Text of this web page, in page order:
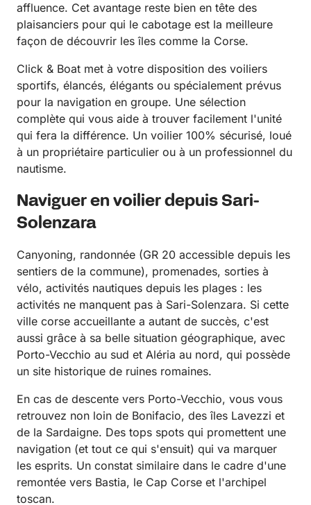
affluence. Cet avantage reste bien en tête des
plaisanciers pour qui le cabotage est la meilleure
façon de découvrir les îles comme la Corse.
Click & Boat met à votre disposition des voiliers
sportifs, élancés, élégants ou spécialement prévus
pour la navigation en groupe. Une sélection
complète qui vous aide à trouver facilement l'unité
qui fera la différence. Un voilier 100% sécurisé, loué
à un propriétaire particulier ou à un professionnel du
nautisme.
Naviguer en voilier depuis Sari-
Solenzara
Canyoning, randonnée (GR 20 accessible depuis les
sentiers de la commune), promenades, sorties à
vélo, activités nautiques depuis les plages : les
activités ne manquent pas à Sari-Solenzara. Si cette
ville corse accueillante a autant de succès, c'est
aussi grâce à sa belle situation géographique, avec
Porto-Vecchio au sud et Aléria au nord, qui possède
un site historique de ruines romaines.
En cas de descente vers Porto-Vecchio, vous vous
retrouvez non loin de Bonifacio, des îles Lavezzi et
de la Sardaigne. Des tops spots qui promettent une
navigation (et tout ce qui s'ensuit) qui va marquer
les esprits. Un constat similaire dans le cadre d'une
remontée vers Bastia, le Cap Corse et l'archipel
toscan.